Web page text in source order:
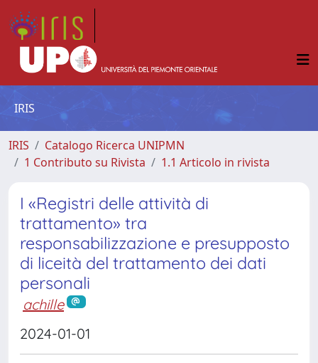
IRIS
IRIS
Catalogo Ricerca UNIPMN
1 Contributo su Rivista
1.1 Articolo in rivista
I «Registri delle attività di
trattamento» tra
responsabilizzazione e presupposto
di liceità del trattamento dei dati
personali
achille
2024-01-01